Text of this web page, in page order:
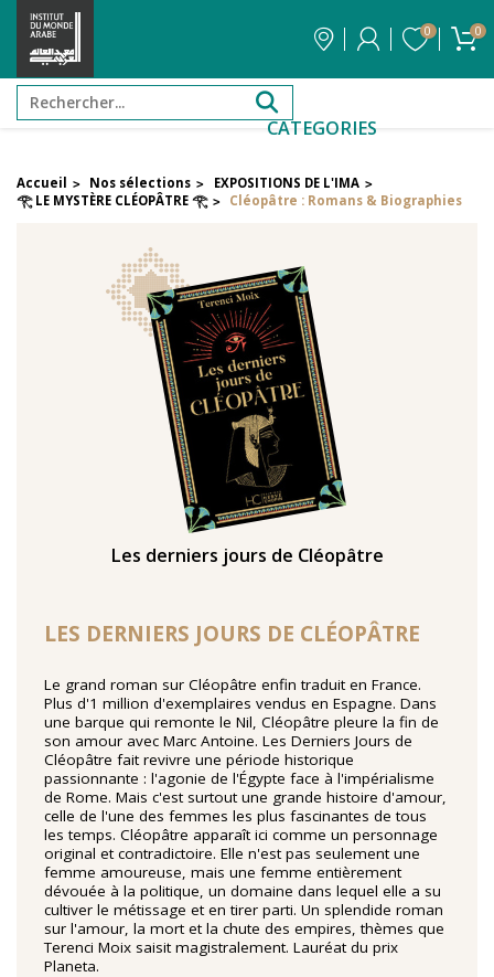
0 0
CATEGORIES
FILTRER PAR PRIX
Filtrer par attribut
Réinitialiser les filtres
Accueil > Nos sélections > EXPOSITIONS DE L'IMA >
𓂀 LE MYSTÈRE CLÉOPÂTRE 𓂀 > Cléopâtre : Romans & Biographies
LES DERNIERS JOURS DE CLÉOPÂTRE
Le grand roman sur Cléopâtre enfin traduit en France.
Plus d'1 million d'exemplaires vendus en Espagne. Dans
une barque qui remonte le Nil, Cléopâtre pleure la fin de
son amour avec Marc Antoine. Les Derniers Jours de
Cléopâtre fait revivre une période historique
passionnante : l'agonie de l'Égypte face à l'impérialisme
de Rome. Mais c'est surtout une grande histoire d'amour,
celle de l'une des femmes les plus fascinantes de tous
les temps. Cléopâtre apparaît ici comme un personnage
original et contradictoire. Elle n'est pas seulement une
femme amoureuse, mais une femme entièrement
dévouée à la politique, un domaine dans lequel elle a su
cultiver le métissage et en tirer parti. Un splendide roman
sur l'amour, la mort et la chute des empires, thèmes que
Terenci Moix saisit magistralement. Lauréat du prix
Planeta.
Les derniers jours de Cléopâtre